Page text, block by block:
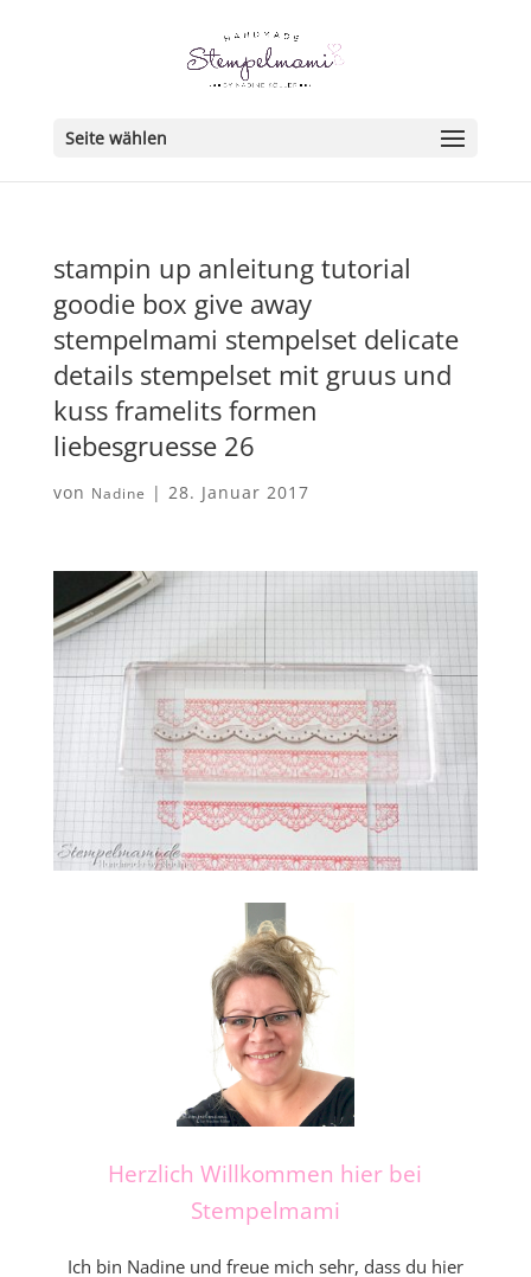
Seite wählen
stampin up anleitung tutorial
goodie box give away
stempelmami stempelset delicate
details stempelset mit gruus und
kuss framelits formen
liebesgruesse 26
von Nadine | 28. Januar 2017
Herzlich Willkommen hier bei
Stempelmami
Ich bin Nadine und freue mich sehr, dass du hier